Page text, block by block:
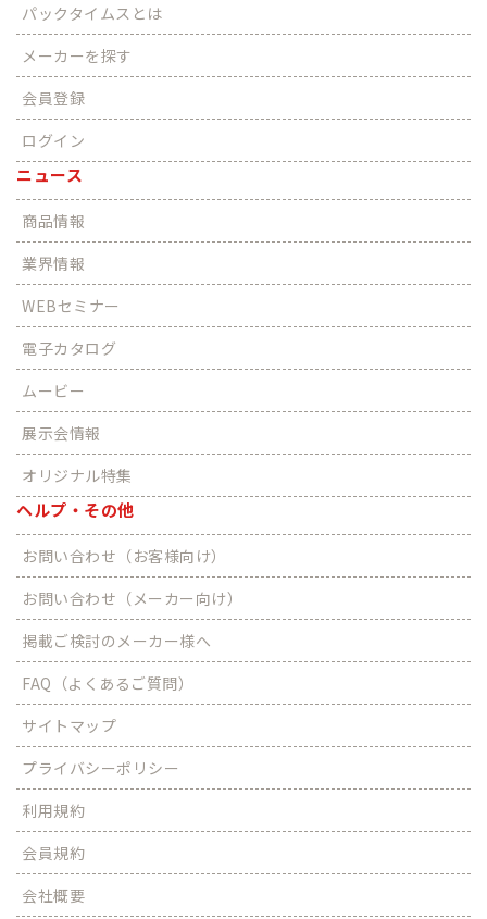
パックタイムスとは
メーカーを探す
会員登録
ログイン
ニュース
商品情報
業界情報
WEBセミナー
電子カタログ
ムービー
展示会情報
オリジナル特集
ヘルプ・その他
お問い合わせ（お客様向け）
お問い合わせ（メーカー向け）
掲載ご検討のメーカー様へ
FAQ（よくあるご質問）
サイトマップ
プライバシーポリシー
利用規約
会員規約
会社概要